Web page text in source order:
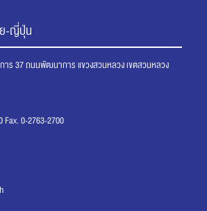
ย-ญี่ปุ่น
ร 37 ถนนพัฒนาการ แขวงสวนหลวง เขตสวนหลวง
Fax. 0-2763-2700